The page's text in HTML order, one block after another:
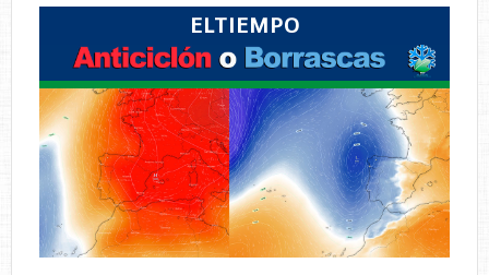
ELTIEMPO